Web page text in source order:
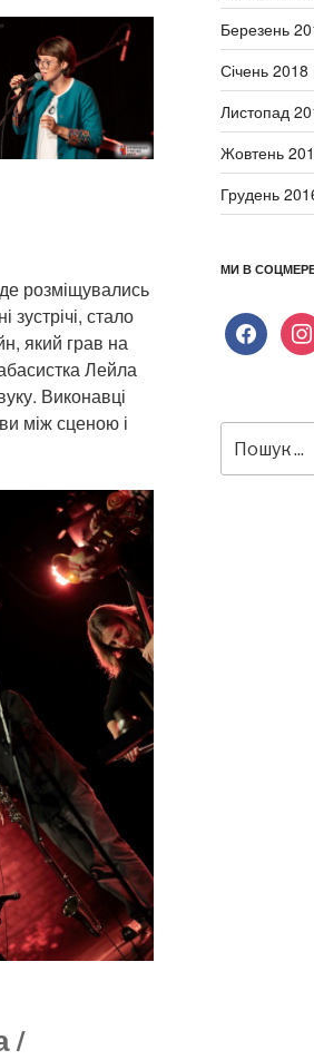
розміщувались
стало
який грав на
Лейла
Виконавці
між сценою і
/
Березень
Січень 2018
Листопад
Жовтень
Грудень
МИ В
facebook
за
запитом: